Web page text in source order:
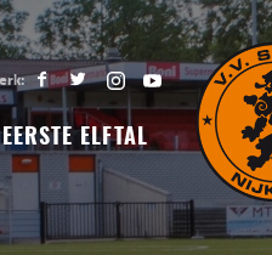
EERSTE ELFTAL